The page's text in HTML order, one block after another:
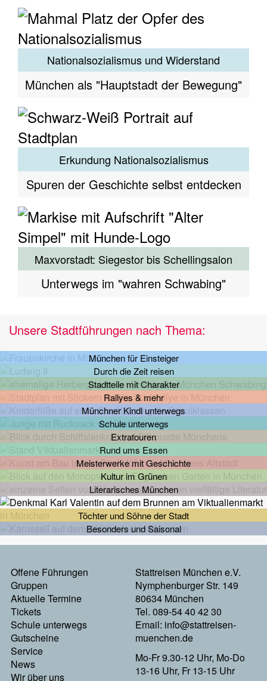
Nationalsozialismus und Widerstand
München als "Hauptstadt der Bewegung"
Erkundung Nationalsozialismus
Spuren der Geschichte selbst entdecken
Maxvorstadt: Siegestor bis Schellingsalon
Unterwegs im "wahren Schwabing"
Unsere Stadtführungen nach Thema:
München für Einsteiger
Durch die Zeit reisen
Stadtteile mit Charakter
Rallyes & mehr
Münchner Kindl unterwegs
Schule unterwegs
Extratouren
Rund ums Essen
Meisterwerke mit Geschichte
Kultur im Grünen
Literarisches München
Töchter und Söhne der Stadt
Besonders und Saisonal
Footermenu
Links
Offene Führungen
Gruppen
Aktuelle Termine
Tickets
Schule unterwegs
Gutscheine
Service
News
Wir über uns
Stattreisen München e.V.
Nymphenburger Str. 149
80634 München
Tel. 089-54 40 42 30
Email: info@stattreisen-
muenchen.de
Mo-Fr 9.30-12 Uhr, Mo-Do
13-16 Uhr, Fr 13-15 Uhr